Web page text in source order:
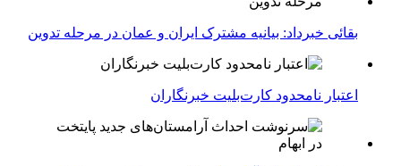
بقائی خبرداد: بیانیه مشترک ایران و عمان در مرحله تدوین
اعتبار نامحدود کارت‌بلیت خبرنگاران